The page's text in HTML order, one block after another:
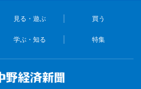
見る・遊ぶ 買う
学ぶ・知る 特集